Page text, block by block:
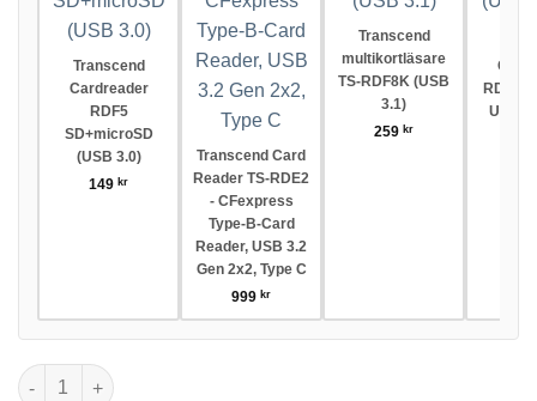
Transcend
Cardreader
RDF5
SD+microSD
(USB 3.0)
149 kr
Transcend Card
Reader TS-RDE2
- CFexpress
Type-B-Card
Reader, USB 3.2
Gen 2x2, Type C
999 kr
Transcend
multikortläsare
TS-RDF8K (USB
3.1)
259 kr
RDC8
USB
Transcend Cardreader RDF9 All-in-1 UHS-II R260/3.1 mängd